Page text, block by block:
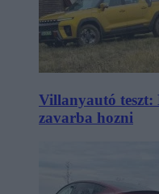
Villanyautó teszt:
zavarba hozni